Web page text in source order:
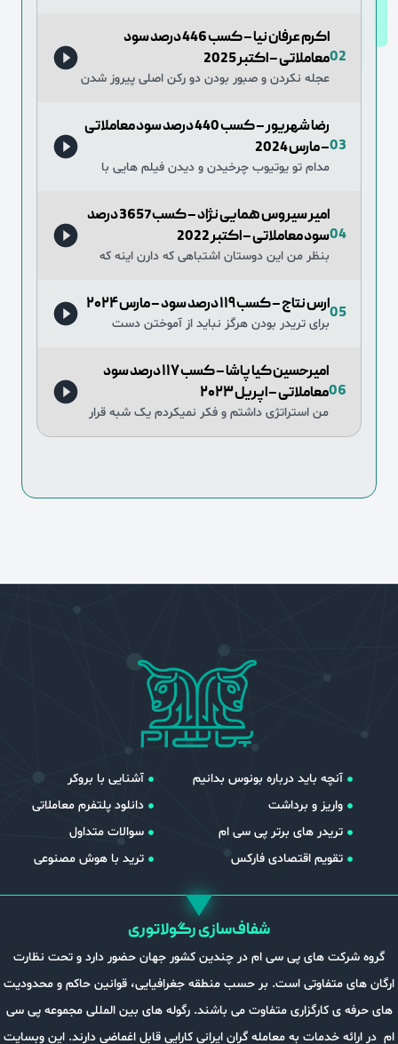
02
اکرم عرفان نیا – کسب 446 درصد سود
معاملاتی – اکتبر 2025
عجله نکردن و صبور بودن دو رکن اصلی پیروز شدن
03
رضا شهریور – کسب 440 درصد سود معاملاتی
– مارس 2024
مدام تو یوتیوب چرخیدن و دیدن فیلم هایی با
04
امیر سیروس همایی نژاد – کسب 3657 درصد
سود معاملاتی – اکتبر 2022
بنظر من این دوستان اشتباهی که دارن اینه که
با بازار میخوان بجنگن تاضررشون برگرده ولی
05ارس نتاج – کسب ۱۱۹ درصد سود – مارس ۲۰۲۴
برای تریدر بودن هرگز نباید از آموختن دست
و مسلط…
06
امیرحسین کیا پاشا – کسب ۱۱۷ درصد سود
معاملاتی – اپریل ۲۰۲۳
من استراتژی داشتم و فکر نمیکردم یک شبه قرار
آنچه باید درباره بونوس بدانیم
آشنایی با بروکر
واریز و برداشت
دانلود پلتفرم معاملاتی
تریدر های برتر پی سی ام
سوالات متداول
تقویم اقتصادی فارکس
ترید با هوش مصنوعی
شفاف‌سازی رگولاتوری
گروه شرکت های پی سی ام در چندین کشور جهان حضور دارد و تحت نظارت
ارگان های متفاوتی است. بر حسب منطقه جغرافیایی، قوانین حاکم و محدودیت
های حرفه ی کارگزاری متفاوت می باشند. رگوله های بین المللی مجموعه پی سی
ام در ارائه خدمات به معامله گران ایرانی کارایی قابل اغماضی دارند. این وبسایت